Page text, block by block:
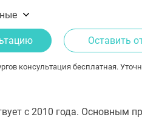
Оставить
консультация бесплатная.
с 2010 года. Основным